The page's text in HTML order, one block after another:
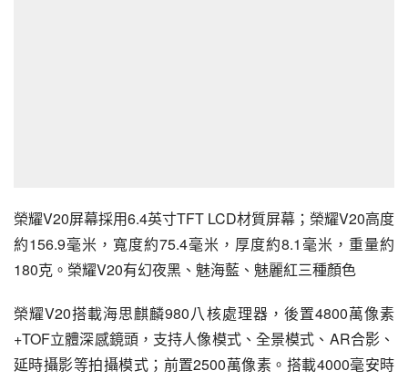
榮耀V20屏幕採用6.4英寸TFT LCD材質屏幕；榮耀V20高度
約156.9毫米，寬度約75.4毫米，厚度約8.1毫米，重量約
180克。榮耀V20有幻夜黑、魅海藍、魅麗紅三種顏色
榮耀V20搭載海思麒麟980八核處理器，後置4800萬像素
+TOF立體深感鏡頭，支持人像模式、全景模式、AR合影、
延時攝影等拍攝模式；前置2500萬像素。搭載4000毫安時